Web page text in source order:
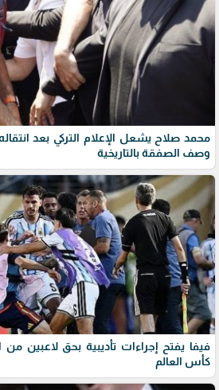
محمد صلاح يشعل الإعلام التركي بعد
وصف الصفقة بالتاريخية
فيفا يفتح إجراءات تأديبية بحق لاعبين من
كأس العالم